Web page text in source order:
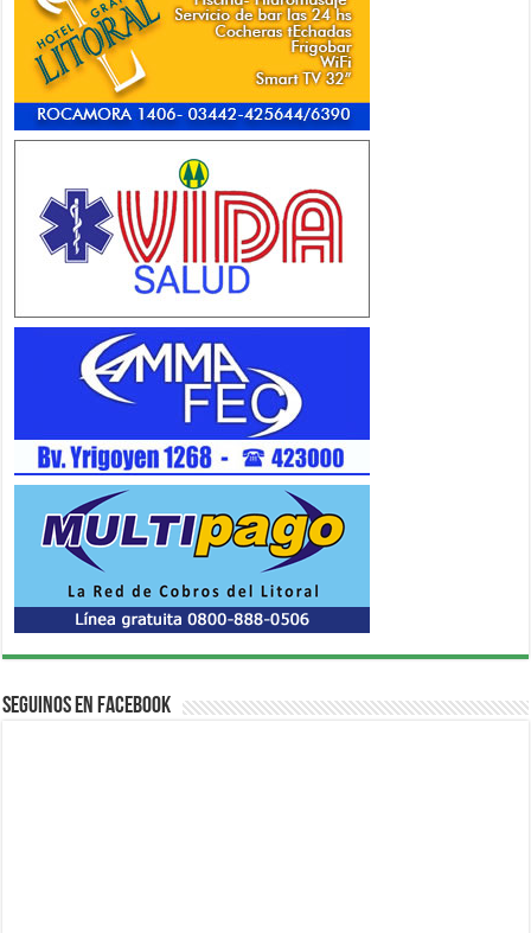
Seguinos en Facebook